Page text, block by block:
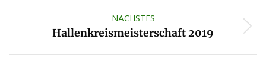
NÄCHSTES
Nächster
Hallenkreismeisterschaft 2019